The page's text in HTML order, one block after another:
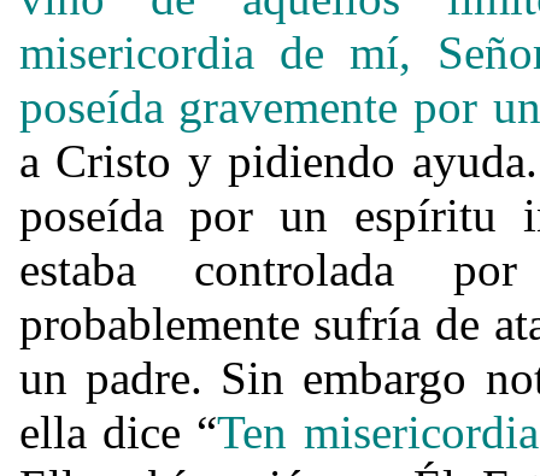
misericordia de mí,
poseída gravemente por
a Cristo y pidiendo
poseída por un espíritu
estaba controlada
probablemente sufría de
un padre. Sin embargo
ella dice “Ten